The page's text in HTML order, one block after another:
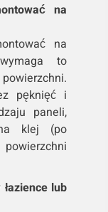
na
na
to
pęknięć i
paneli,
klej (po
lub